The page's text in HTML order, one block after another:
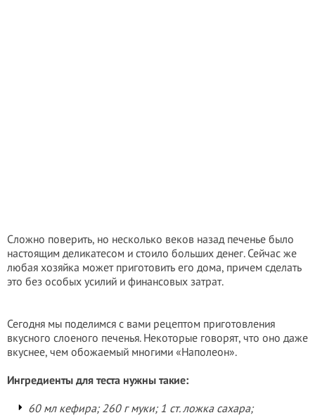
Сложно поверить, но несколько веков назад печенье было
настоящим деликатесом и стоило больших денег. Сейчас же
любая хозяйка может приготовить его дома, причем сделать
это без особых усилий и финансовых затрат.
Сегодня мы поделимся с вами рецептом приготовления
вкусного слоеного печенья. Некоторые говорят, что оно даже
вкуснее, чем обожаемый многими «Наполеон».
Ингредиенты для теста нужны такие:
60 мл кефира; 260 г муки; 1 ст. ложка сахара;